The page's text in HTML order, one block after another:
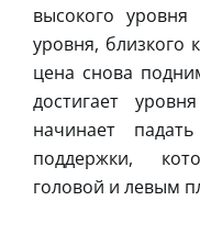
высокого
уровня, близкого
цена снова
достигает
начинает
поддержки,
головой и левым